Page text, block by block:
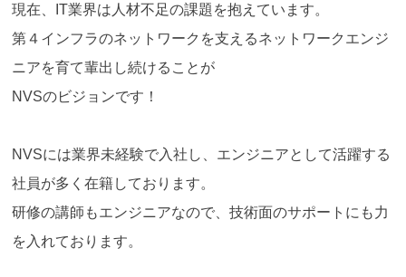
現在、IT業界は人材不足の課題を抱えています。
第４インフラのネットワークを支えるネットワークエンジ
ニアを育て輩出し続けることが
NVSのビジョンです！
NVSには業界未経験で入社し、エンジニアとして活躍する
社員が多く在籍しております。
研修の講師もエンジニアなので、技術面のサポートにも力
を入れております。